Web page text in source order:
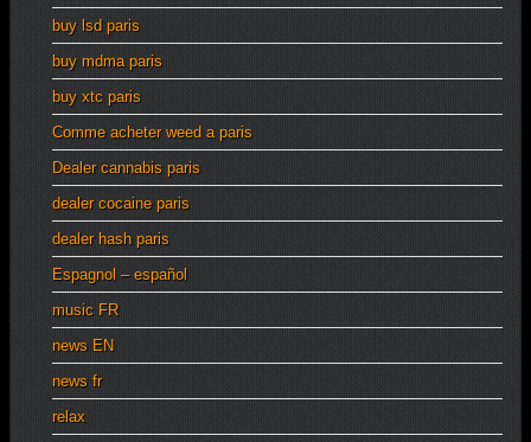
buy lsd paris
buy mdma paris
buy xtc paris
Comme acheter weed a paris
Dealer cannabis paris
dealer cocaine paris
dealer hash paris
Espagnol – español
music FR
news EN
news fr
relax